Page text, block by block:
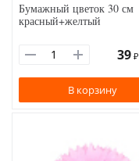
Бумажный цветок 30 см
красный+желтый
39 ₽
В корзину